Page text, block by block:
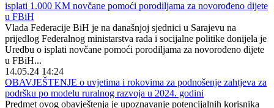
isplati 1.000 KM novčane pomoći porodiljama za novorođeno dijete
u FBiH
Vlada Federacije BiH je na današnjoj sjednici u Sarajevu na
prijedlog Federalnog ministarstva rada i socijalne politike donijela je
Uredbu o isplati novčane pomoći porodiljama za novorođeno dijete
u FBiH...
14.05.24 14:24
OBAVJEŠTENJE o uvjetima i rokovima za podnošenje zahtjeva za
podršku po modelu ruralnog razvoja u 2024. godini
Predmet ovog obavještenja je upoznavanje potencijalnih korisnika